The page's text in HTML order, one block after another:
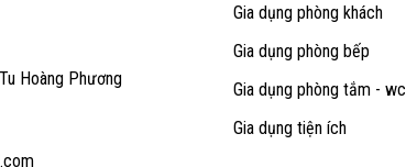
Gia dụng phòng khách
Gia dụng phòng bếp
Gia dụng phòng tắm - wc
Gia dụng tiện ích
Hoàng Phương